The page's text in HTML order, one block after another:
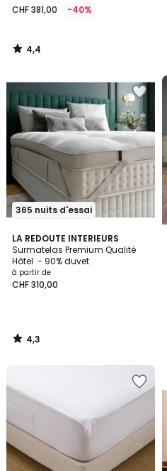
CHF 381,00 -40%
4,4
/
365 nuits d'essai
LA REDOUTE INTERIEURS
Surmatelas Premium Qualité
Hôtel - 90% duvet
à partir de
CHF 310,00
4,3
/ 5
4,3
/